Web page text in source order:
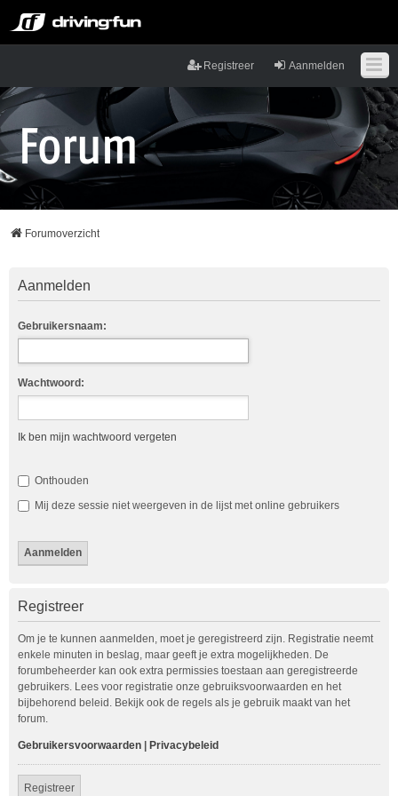
Aanmelden
Registreer
Forumoverzicht
Aanmelden
Gebruikersnaam:
Wachtwoord:
Ik ben mijn wachtwoord vergeten
Onthouden
Mij deze sessie niet weergeven in de lijst met online gebruikers
Registreer
Om je te kunnen aanmelden, moet je geregistreerd zijn. Registratie neemt
enkele minuten in beslag, maar geeft je extra mogelijkheden. De
forumbeheerder kan ook extra permissies toestaan aan geregistreerde
gebruikers. Lees voor registratie onze gebruiksvoorwaarden en het
bijbehorend beleid. Bekijk ook de regels als je gebruik maakt van het
forum.
Gebruikersvoorwaarden Privacybeleid
Registreer